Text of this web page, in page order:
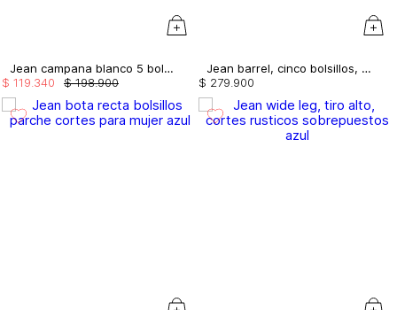
Jean campana blanco 5 bolsillos basico
$ 198.900
$ 119 340
Jean barrel, cinco bolsillos, tiro alto, ruedo rustico.
$ 279 900